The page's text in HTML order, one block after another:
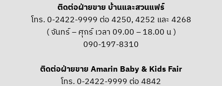
ติดต่อฝ่ายขาย บ้านและสวนแฟร์
โทร. 0-2422-9999 ต่อ 4250, 4252 และ 4268
( จันทร์ – ศุกร์ เวลา 09.00 – 18.00 น )
090-197-8310
ติดต่อฝ่ายขาย Amarin Baby & Kids Fair
โทร. 0-2422-9999 ต่อ 4842